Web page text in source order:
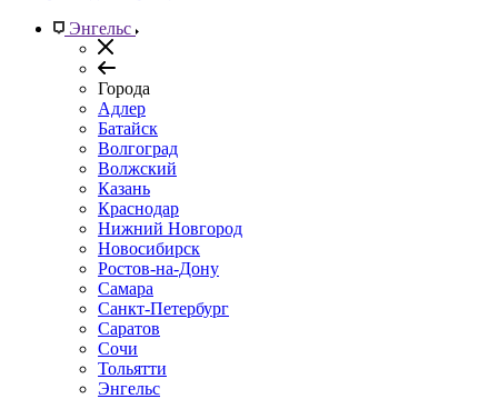
Энгельс
Города
Адлер
Батайск
Волгоград
Волжский
Казань
Краснодар
Нижний Новгород
Новосибирск
Ростов-на-Дону
Самара
Санкт-Петербург
Саратов
Сочи
Тольятти
Энгельс